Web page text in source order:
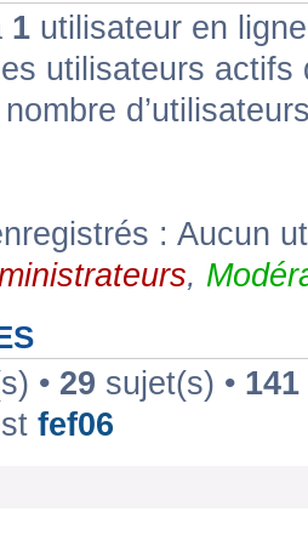
1 utilisateur en
utilisateurs actifs
: Aucun
,
• 29 sujet(s) • 141
fef06